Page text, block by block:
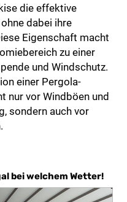
die effektive
dabei ihre
Eigenschaft macht
zu einer
und Windschutz.
einer Pergola-
nur vor Windböen und
sondern auch vor
bei welchem Wetter!